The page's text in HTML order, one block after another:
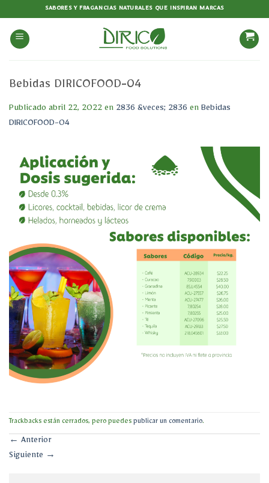
contenido
SABORES Y FRAGANCIAS NATURALES QUE INSPIRAN MARCAS
Bebidas DIRICOFOOD-04
Publicado abril 22, 2022 en 2836 &veces; 2836 en Bebidas
DIRICOFOOD-04
Trackbacks están cerrados, pero puedes publicar un comentario.
← Anterior
Siguiente →